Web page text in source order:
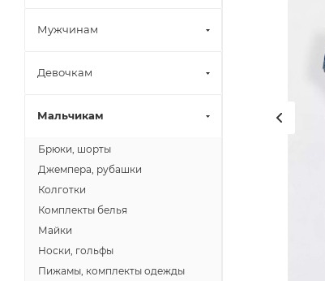
Мужчинам
Девочкам
Мальчикам
Брюки, шорты
Джемпера, рубашки
Колготки
Комплекты белья
Майки
Носки, гольфы
Пижамы, комплекты одежды